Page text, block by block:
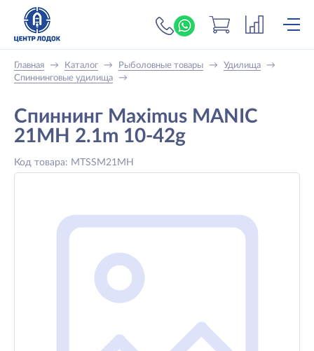
+7 (919) 698-56-
Главная → Каталог → Рыболовные товары → Удилища
→
Спиннинговые удилища
→
Спиннинг Maximus MANIC
21MH 2.1m 10-42g
Код товара: MTSSM21MH